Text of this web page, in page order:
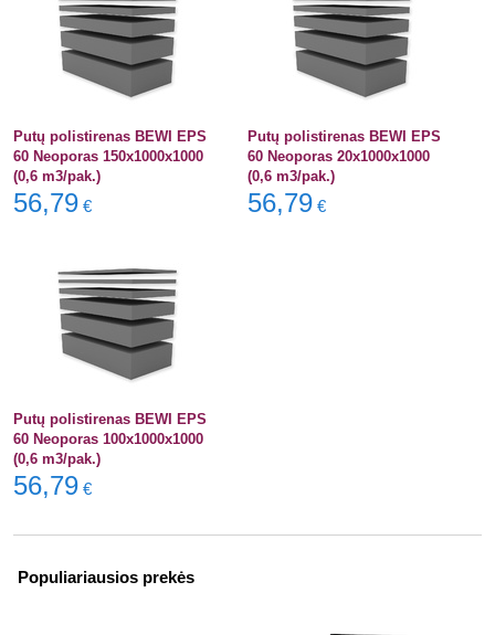
Putų polistirenas BEWI EPS
60 Neoporas 150x1000x1000
(0,6 m3/pak.)
56,79 €
Putų polistirenas BEWI EPS
60 Neoporas 20x1000x1000
(0,6 m3/pak.)
56,79 €
Putų polistirenas BEWI EPS
60 Neoporas 100x1000x1000
(0,6 m3/pak.)
56,79 €
Populiariausios prekės